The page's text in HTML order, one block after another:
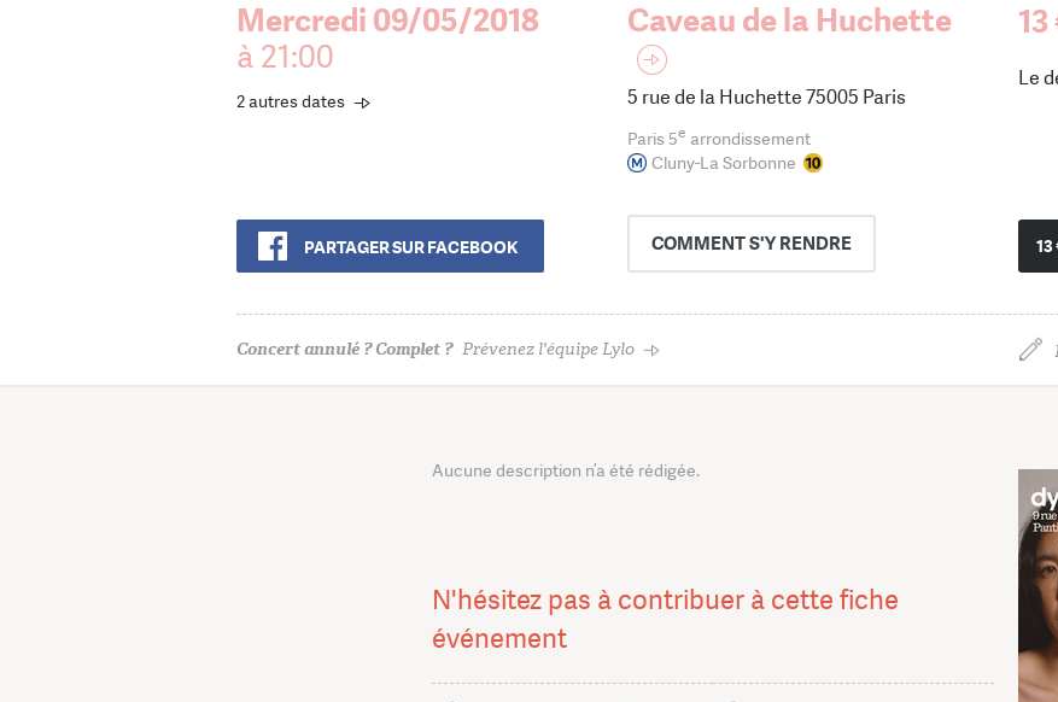
Mercredi 09/05/2018
à 21:00
2 autres dates
PARTAGER SUR FACEBOOK
Caveau de la Huchette
5 rue de la Huchette 75005 Paris
Paris 5e arrondissement
Cluny-La Sorbonne
COMMENTS'Y RENDRE
13
13
Le
Concert annulé ? Complet ? Prévenez l'équipe Lylo
Aucune description n’a été rédigée.
N'hésitez pas à contribuer à cette fiche
événement